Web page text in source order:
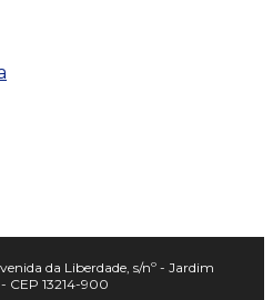
da Liberdade, s/nº - Jardim
CEP 13214-900